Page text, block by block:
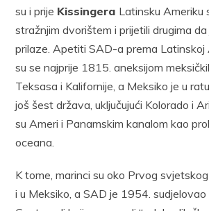
su i prije Kissingera Latinsku Ameriku
stražnjim dvorištem i prijetili drugima
prilaze. Apetiti SAD-a prema Latinskoj
su se najprije 1815. aneksijom
Teksasa i Kalifornije, a Meksiko je u
još šest država, uključujući Kolorado i
su Ameri i Panamskim kanalom kao
oceana.
K tome, marinci su oko Prvog
i u Meksiko, a SAD je 1954. sudjelovao